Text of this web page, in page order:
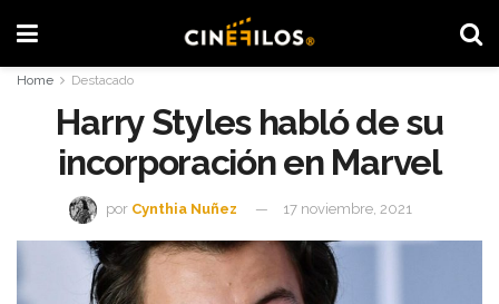
Home Destacado
Harry Styles habló de su
incorporación en Marvel
por Cynthia Nuñez 17 noviembre, 2021